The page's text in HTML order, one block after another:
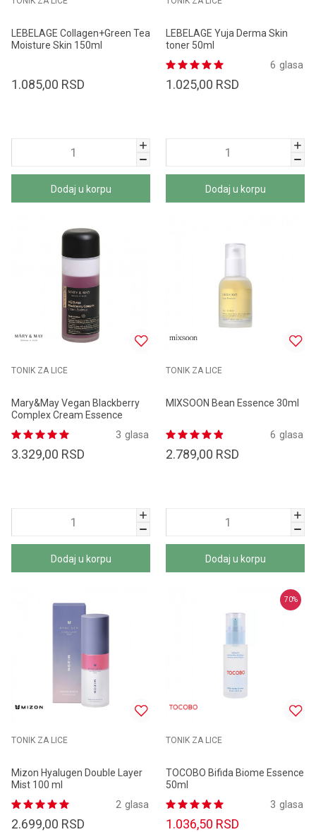
LEBELAGE Collagen+Green Tea
Moisture Skin 150ml
1.085,00 RSD
Dodaj u korpu
LEBELAGE Yuja Derma Skin
toner 50ml
glasa
6
1.025,00 RSD
Dodaj u korpu
TONIK ZA LICE
Mary&May Vegan Blackberry
Complex Cream Essence
glasa
3
3.329,00 RSD
Dodaj u korpu
TONIK ZA LICE
MIXSOON Bean Essence 30ml
glasa
6
2.789,00 RSD
Dodaj u korpu
TONIK ZA LICE
Mizon Hyalugen Double Layer
Mist 100 ml
glasa
2
2.699,00 RSD
70%
TONIK ZA LICE
TOCOBO Bifida Biome Essence
50ml
glasa
3
1.036,50 RSD